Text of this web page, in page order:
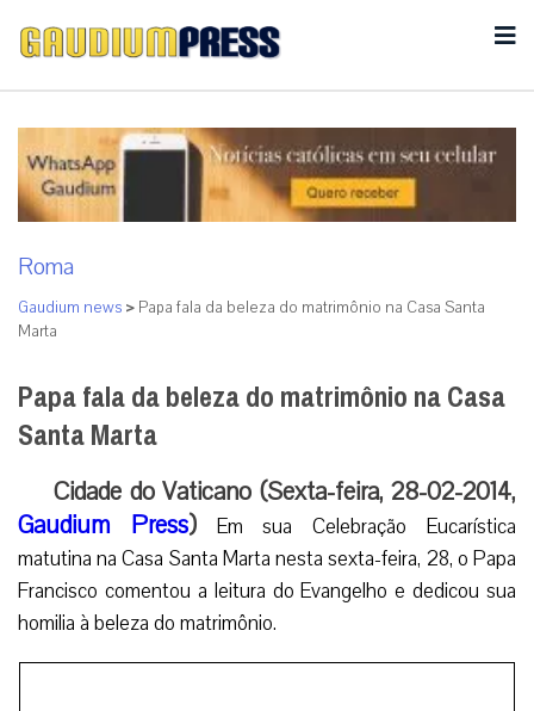
Roma
Gaudium news > Papa fala da beleza do matrimônio na Casa Santa
Marta
Papa fala da beleza do matrimônio na Casa
Santa Marta
Cidade do Vaticano (Sexta-feira, 28-02-2014,
Gaudium Press)Em sua Celebração Eucarística
matutina na Casa Santa Marta nesta sexta-feira, 28, o Papa
Francisco comentou a leitura do Evangelho e dedicou sua
homilia à beleza do matrimônio.